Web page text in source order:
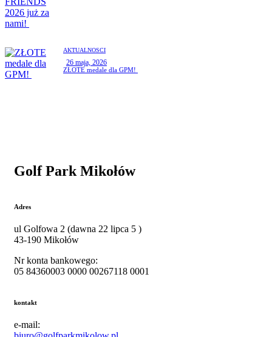
AKTUALNOŚCI
26 maja, 2026
ZŁOTE medale dla GPM!
Golf Park Mikołów
Adres
ul Golfowa 2 (dawna 22 lipca 5 )
43-190 Mikołów
Nr konta bankowego:
05 84360003 0000 00267118 0001
kontakt
e-mail: